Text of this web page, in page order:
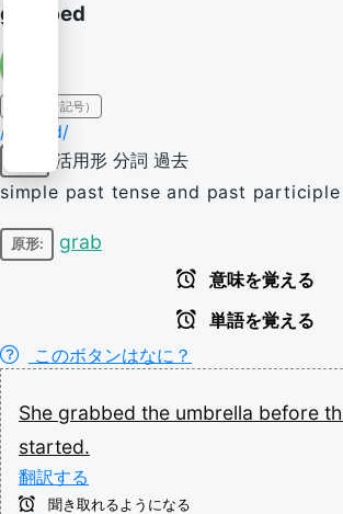
grabbed
IPA（発音記号）
/ɡɹæbd/
活用形 分詞 過去
simple past tense and past
原形: grab
意味を覚える
単語を覚える
このボタンはなに？
She grabbed the umbrella before
started.
翻訳する
聞き取れるようになる